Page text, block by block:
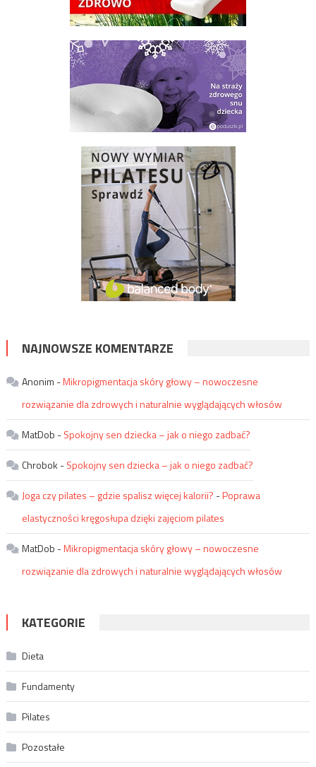
NAJNOWSZE KOMENTARZE
Anonim -Mikropigmentacja skóry głowy – nowoczesne
rozwiązanie dla zdrowych i naturalnie wyglądających włosów
MatDob -Spokojny sen dziecka – jak o niego zadbać?
Chrobok -Spokojny sen dziecka – jak o niego zadbać?
Joga czy pilates – gdzie spalisz więcej kalorii? -Poprawa
elastyczności kręgosłupa dzięki zajęciom pilates
MatDob -Mikropigmentacja skóry głowy – nowoczesne
rozwiązanie dla zdrowych i naturalnie wyglądających włosów
KATEGORIE
Dieta
Fundamenty
Pilates
Pozostałe